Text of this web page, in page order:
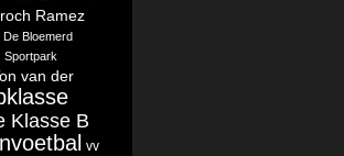
Ramez
Bloemerd
Sportpark
van der
Klasse B
vv